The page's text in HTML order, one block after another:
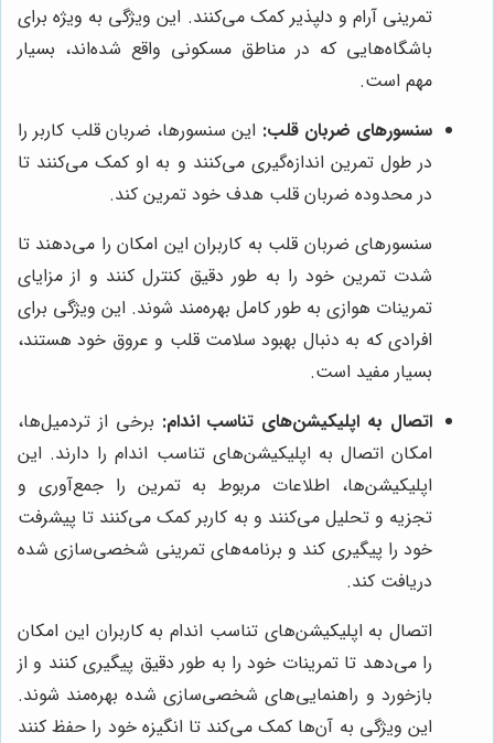
تمرینی آرام و دلپذیر کمک می‌کنند. این ویژگی به ویژه برای
باشگاه‌هایی که در مناطق مسکونی واقع شده‌اند، بسیار
مهم است.
سنسورهای ضربان قلب: این سنسورها، ضربان قلب کاربر را
در طول تمرین اندازه‌گیری می‌کنند و به او کمک می‌کنند تا
در محدوده ضربان قلب هدف خود تمرین کند.
سنسورهای ضربان قلب به کاربران این امکان را می‌دهند تا
شدت تمرین خود را به طور دقیق کنترل کنند و از مزایای
تمرینات هوازی به طور کامل بهره‌مند شوند. این ویژگی برای
افرادی که به دنبال بهبود سلامت قلب و عروق خود هستند،
بسیار مفید است.
اتصال به اپلیکیشن‌های تناسب اندام: برخی از تردمیل‌ها،
امکان اتصال به اپلیکیشن‌های تناسب اندام را دارند. این
اپلیکیشن‌ها، اطلاعات مربوط به تمرین را جمع‌آوری و
تجزیه و تحلیل می‌کنند و به کاربر کمک می‌کنند تا پیشرفت
خود را پیگیری کند و برنامه‌های تمرینی شخصی‌سازی شده
دریافت کند.
اتصال به اپلیکیشن‌های تناسب اندام به کاربران این امکان
را می‌دهد تا تمرینات خود را به طور دقیق پیگیری کنند و از
بازخورد و راهنمایی‌های شخصی‌سازی شده بهره‌مند شوند.
این ویژگی به آن‌ها کمک می‌کند تا انگیزه خود را حفظ کنند